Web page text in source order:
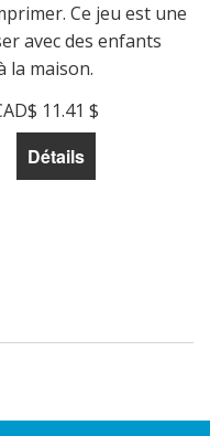
Ce jeu est une
avec des enfants
la maison.
11.41 $
Détails